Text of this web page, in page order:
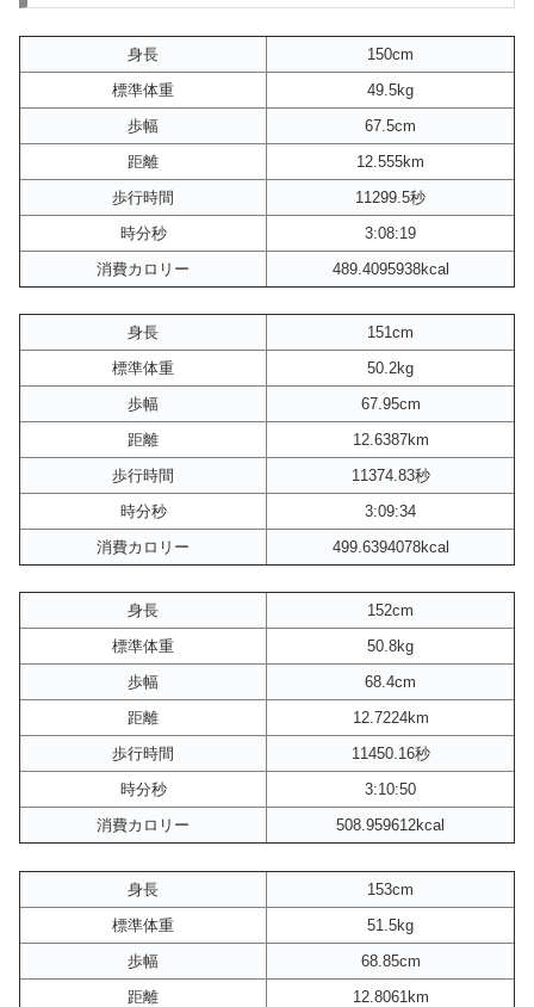
身長
150cm
標準体重
49.5kg
歩幅
67.5cm
距離
12.555km
歩行時間
11299.5秒
時分秒
3:08:19
消費カロリー
489.4095938kcal
身長
151cm
標準体重
50.2kg
歩幅
67.95cm
距離
12.6387km
歩行時間
11374.83秒
時分秒
3:09:34
消費カロリー
499.6394078kcal
身長
152cm
標準体重
50.8kg
歩幅
68.4cm
距離
12.7224km
歩行時間
11450.16秒
時分秒
3:10:50
消費カロリー
508.959612kcal
身長
153cm
標準体重
51.5kg
歩幅
68.85cm
距離
12.8061km